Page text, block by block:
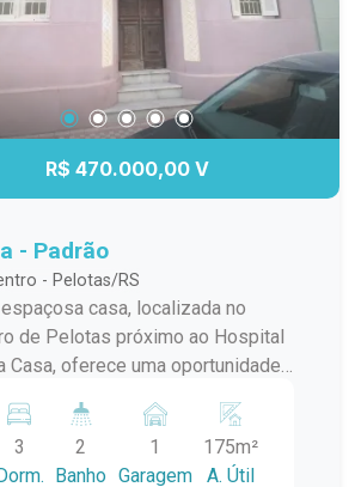
R$ 470.000,00 V
- Padrão
- Pelotas/RS
casa, localizada no
de Pelotas próximo ao Hospital
Casa, oferece uma oportunidade
quanto para residência.
Principais: Localização
Situada a poucos metros
3
2
Banho
1
Garagem
175m²
A. Útil